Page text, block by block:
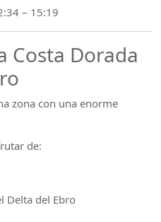
– 15:19
Costa Dorada
zona con una enorme
de:
Delta del Ebro